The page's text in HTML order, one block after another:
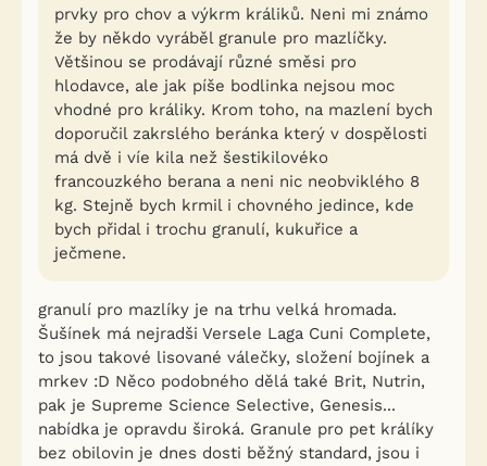
prvky pro chov a výkrm králiků. Neni mi známo
že by někdo vyráběl granule pro mazlíčky.
Většinou se prodávají různé směsi pro
hlodavce, ale jak píše bodlinka nejsou moc
vhodné pro králiky. Krom toho, na mazlení bych
doporučil zakrslého beránka který v dospělosti
má dvě i víe kila než šestikilovéko
francouzkého berana a neni nic neobviklého 8
kg. Stejně bych krmil i chovného jedince, kde
bych přidal i trochu granulí, kukuřice a
ječmene.
granulí pro mazlíky je na trhu velká hromada.
Šušínek má nejradši Versele Laga Cuni Complete,
to jsou takové lisované válečky, složení bojínek a
mrkev :D Něco podobného dělá také Brit, Nutrin,
pak je Supreme Science Selective, Genesis...
nabídka je opravdu široká. Granule pro pet králíky
bez obilovin je dnes dosti běžný standard, jsou i